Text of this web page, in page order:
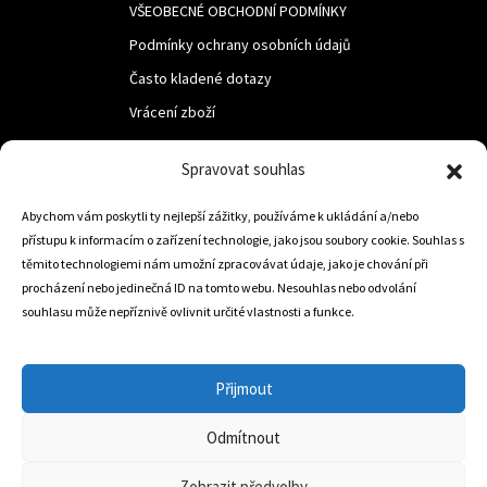
Spravovat souhlas
Abychom vám poskytli ty nejlepší zážitky, používáme k ukládání a/nebo
přístupu k informacím o zařízení technologie, jako jsou soubory cookie. Souhlas s
těmito technologiemi nám umožní zpracovávat údaje, jako je chování při
procházení nebo jedinečná ID na tomto webu. Nesouhlas nebo odvolání
souhlasu může nepříznivě ovlivnit určité vlastnosti a funkce.
Přijmout
Odmítnout
VŠEOBECNÉ OBCHODNÍ PODMÍNKY
Podmínky ochrany osobních údajů
Často kladené dotazy
Vrácení zboží
LUF s.r.o.
Nám. M.R.Štefanika 518,
Trstená 02801
info@dojezdovakola.com